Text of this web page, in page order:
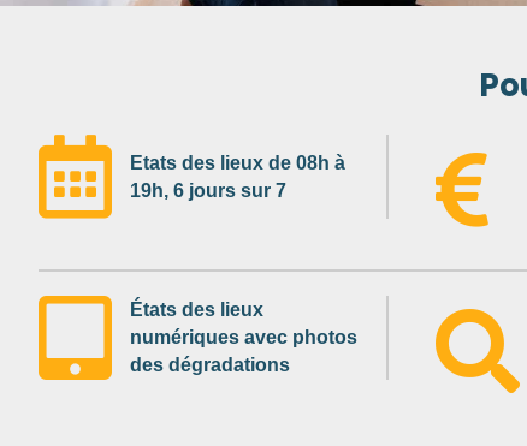

Etats des lieux de 08h à
19h, 6 jours sur 7


États des lieux
numériques avec photos
des dégradations
